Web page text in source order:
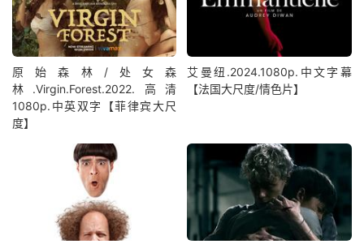
原始森林/处女森
林.Virgin.Forest.2022.高清
1080p.中英双字【菲律宾大尺
度】
艾曼纽.2024.1080p.中文字幕
【法国大尺度/情色片】